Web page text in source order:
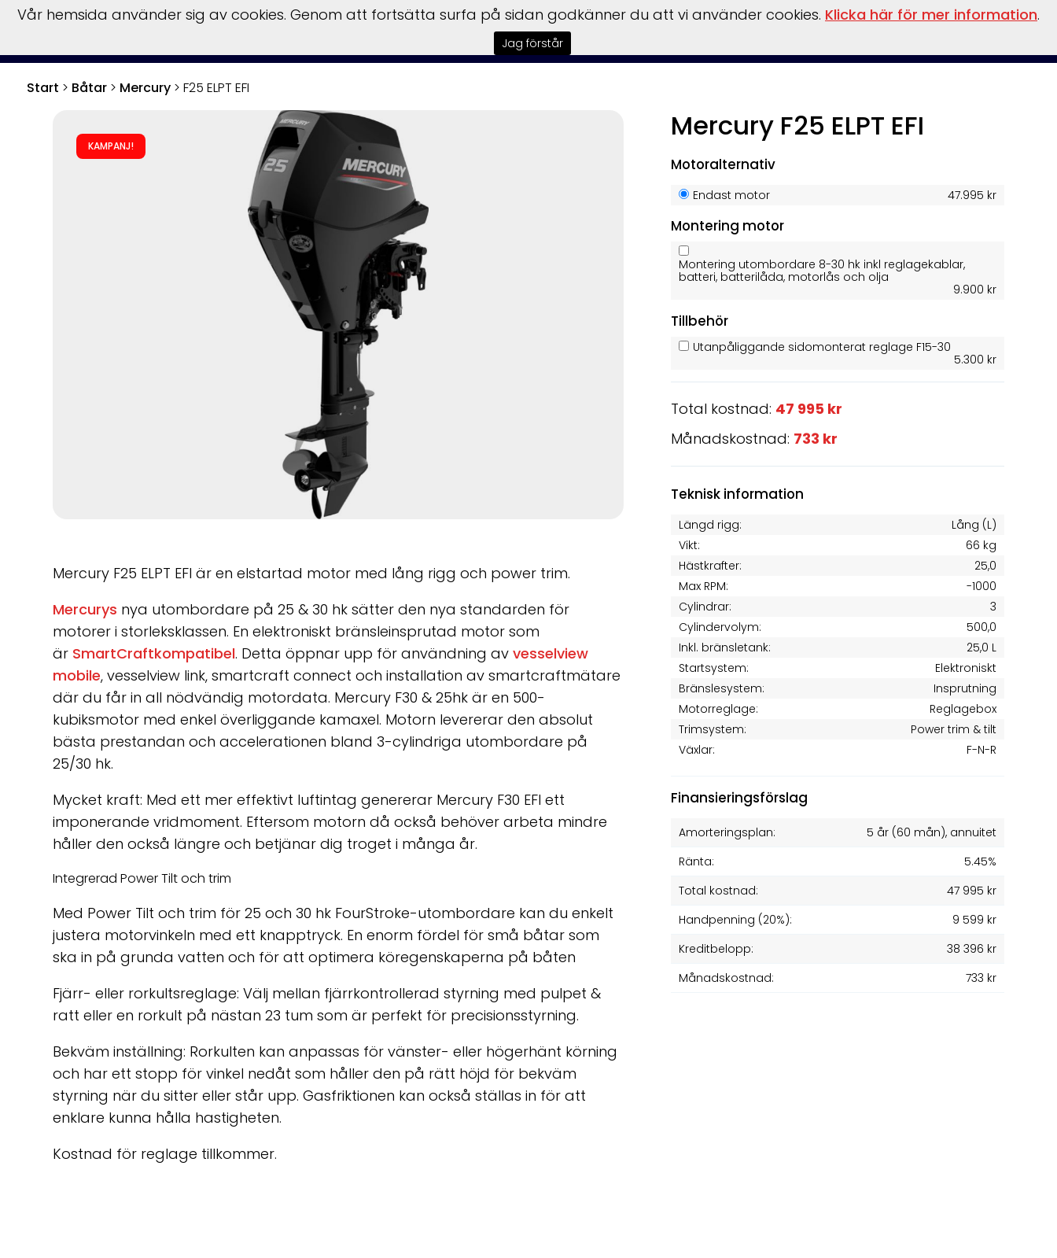
Motorer Trailer
Start > Båtar> Mercury> F25 ELPT EFI
KAMPANJ!
Mercury F25 ELPT EFI
Motoralternativ
Endast motor 47.995 kr
Montering motor
Montering utombordare 8-30 hk inkl reglagekablar,
batteri, batterilåda, motorlås och olja
9.900 kr
Tillbehör
Utanpåliggande sidomonterat reglage F15-30
5.300 kr
Total kostnad: 47 995 kr
Månadskostnad: 733 kr
Teknisk information
Längd rigg:
Lång (L)
Vikt:
66 kg
Hästkrafter:
25,0
Max RPM:
-1000
Cylindrar:
3
Cylindervolym:
500,0
Inkl. bränsletank:
25,0 L
Startsystem:
Elektroniskt
Bränslesystem:
Insprutning
Motorreglage:
Reglagebox
Trimsystem:
Power trim & tilt
Växlar:
F-N-R
Finansieringsförslag
Amorteringsplan: 5 år(60 mån), annuitet
Ränta:
5.45%
Total kostnad:
47 995 kr
Handpenning (20%):
9 599 kr
Kreditbelopp:
38 396 kr
Månadskostnad:
733 kr
Mercury F25 ELPT EFI är en elstartad motor med lång rigg och power trim.
Mercurys nya utombordare på 25 & 30 hk sätter den nya standarden för
motorer i storleksklassen. En elektroniskt bränsleinsprutad motor som
är SmartCraftkompatibel. Detta öppnar upp för användning avvesselview
mobile, vesselview link, smartcraft connect och installation av smartcraftmätare
där du får in all nödvändig motordata. Mercury F30 & 25hk är en 500-
kubiksmotor med enkel överliggande kamaxel. Motorn levererar den absolut
bästa prestandan och accelerationen bland 3-cylindriga utombordare på
25/30 hk.
Mycket kraft: Med ett mer effektivt luftintag genererar Mercury F30 EFI ett
imponerande vridmoment. Eftersom motorn då också behöver arbeta mindre
håller den också längre och betjänar dig troget i många år.
Integrerad Power Tilt och trim
Med Power Tilt och trim för 25 och 30 hk FourStroke-utombordare kan du enkelt
justera motorvinkeln med ett knapptryck. En enorm fördel för små båtar som
ska in på grunda vatten och för att optimera köregenskaperna på båten
Fjärr- eller rorkultsreglage: Välj mellan fjärrkontrollerad styrning med pulpet &
ratt eller en rorkult på nästan 23 tum som är perfekt för precisionsstyrning.
Bekväm inställning: Rorkulten kan anpassas för vänster- eller högerhänt körning
och har ett stopp för vinkel nedåt som håller den på rätt höjd för bekväm
styrning när du sitter eller står upp. Gasfriktionen kan också ställas in för att
enklare kunna hålla hastigheten.
Kostnad för reglage tillkommer.
Vår hemsida använder sig av cookies. Genom att fortsätta surfa på sidan godkänner du att vi använder cookies. Klicka här för mer information.
Jag förstår